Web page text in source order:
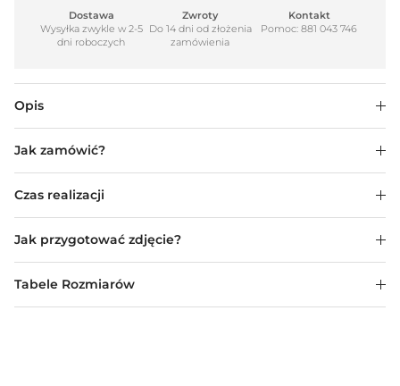
Dostawa
Wysyłka zwykle w 2-5
dni roboczych
Zwroty
Do 14 dni od złożenia
zamówienia
Kontakt
Pomoc: 881 043 746
Opis
Jak zamówić?
Czas realizacji
Jak przygotować zdjęcie?
Tabele Rozmiarów